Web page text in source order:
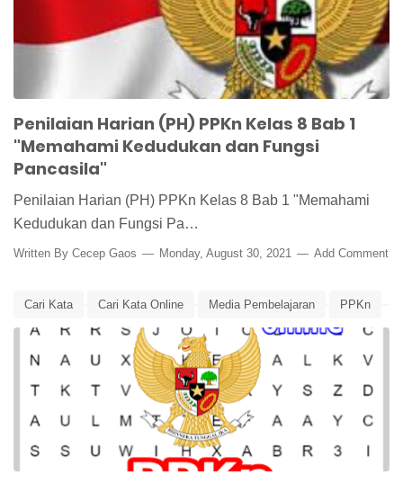
Penilaian Harian (PH) PPKn Kelas 8 Bab 1
"Memahami Kedudukan dan Fungsi
Pancasila"
Penilaian Harian (PH) PPKn Kelas 8 Bab 1 "Memahami
Kedudukan dan Fungsi Pa…
Written By Cecep Gaos Monday, August 30, 2021 Add Comment
Cari Kata Cari Kata Online Media Pembelajaran PPKn
PPKn Kelas 8 UUD UUD 1945